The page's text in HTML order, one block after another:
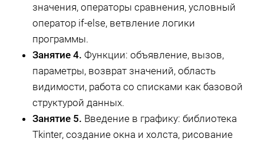
значения, операторы сравнения, условный
оператор if-else, ветвление логики
программы.
Занятие 4. Функции: объявление, вызов,
параметры, возврат значений, область
видимости, работа со списками как базовой
структурой данных.
Занятие 5. Введение в графику: библиотека
Tkinter, создание окна и холста, рисование